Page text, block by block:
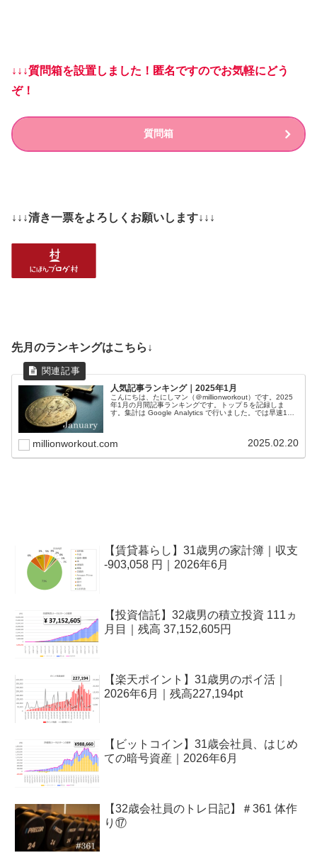
↓↓↓質問箱を設置しました！匿名ですのでお気軽にどう
ぞ！
質問箱
↓↓↓清き一票をよろしくお願いします↓↓↓
先月のランキングはこちら↓
人気記事ランキング｜2025年1月
こんにちは、たにしマン（＠millionworkout）です。2025
年1月の月間記事ランキングです。トップ５を記録しま
す。集計は Google Analytics で行いました。では早速1位
millionworkout.com 2025.02.20
【賃貸暮らし】31歳男の家計簿｜収支
-903,058 円｜2026年6月
【投資信託】32歳男の積立投資 111ヵ
月目｜残高 37,152,605円
【楽天ポイント】31歳男のポイ活｜
2026年6月｜残高227,194pt
【ビットコイン】31歳会社員、はじめ
ての暗号資産｜2026年6月
【32歳会社員のトレ日記】＃361 体作
り⑰